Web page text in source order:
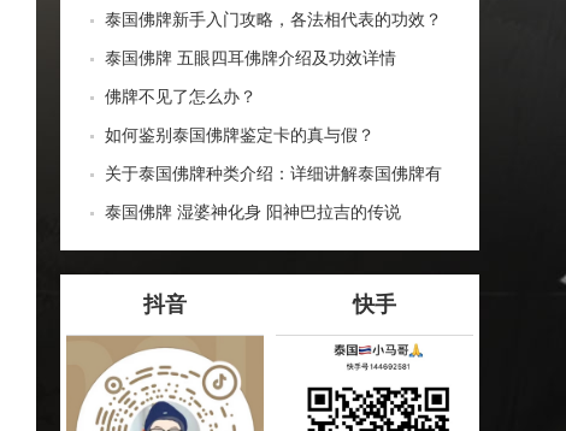
泰国佛牌新手入门攻略，各法相代表的功效？
泰国佛牌 五眼四耳佛牌介绍及功效详情
佛牌不见了怎么办？
如何鉴别泰国佛牌鉴定卡的真与假？
关于泰国佛牌种类介绍：详细讲解泰国佛牌有
哪些种类！
泰国佛牌 湿婆神化身 阳神巴拉吉的传说
抖音 快手